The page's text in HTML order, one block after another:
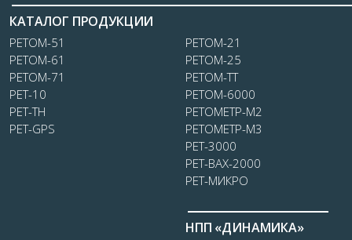
КАТАЛОГ ПРОДУКЦИИ
РЕТОМ-51
РЕТОМ-61
РЕТОМ-71
РЕТ-10
РЕТ-ТН
РЕТ-GPS
РЕТОМ-21
РЕТОМ-25
РЕТОМ-ТТ
РЕТОМ-6000
РЕТОМЕТР-М2
РЕТОМЕТР-М3
РЕТ-3000
РЕТ-ВАХ-2000
РЕТ-МИКРО
НПП «ДИНАМИКА»